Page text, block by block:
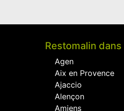
Restomalin dans
Agen
Aix en Provence
Ajaccio
Alençon
Amiens